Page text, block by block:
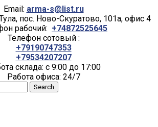
Email: arma-s@list.ru
пос. Ново-Скуратово, 101а, офис 4
рабочий: +74872525645
Телефон сотовый :
+79190747353
+79534207207
склада: с 9:00 до 17:00
Работа офиса: 24/7
Search